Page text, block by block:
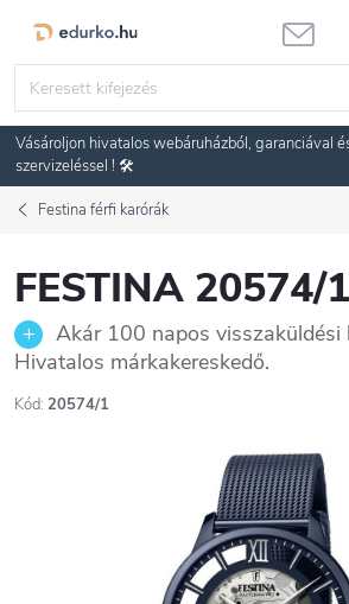
Vásároljon hivatalos webáruházból, garanciával
szervizeléssel ! 🛠️
Festina férfi karórák
FESTINA 20574/
Akár 100 napos visszaküldési
Hivatalos márkakereskedő.
Kód: 20574/1